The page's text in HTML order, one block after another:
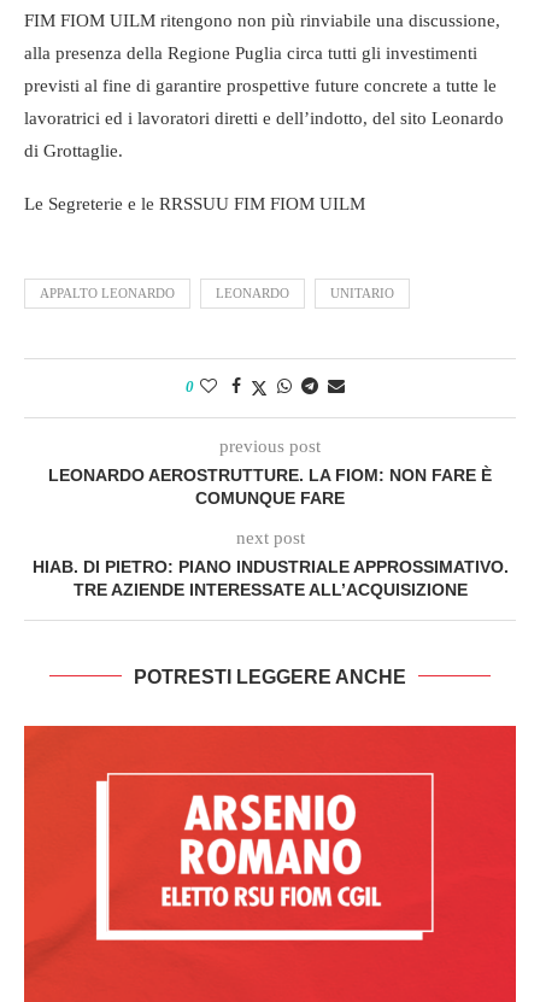
FIM FIOM UILM ritengono non più rinviabile una discussione,
alla presenza della Regione Puglia circa tutti gli investimenti
previsti al fine di garantire prospettive future concrete a tutte le
lavoratrici ed i lavoratori diretti e dell’indotto, del sito Leonardo
di Grottaglie.
Le Segreterie e le RRSSUU FIM FIOM UILM
APPALTO LEONARDO LEONARDO UNITARIO
0
previous post
LEONARDO AEROSTRUTTURE. LA FIOM: NON FARE È
COMUNQUE FARE
next post
HIAB. DI PIETRO: PIANO INDUSTRIALE APPROSSIMATIVO.
TRE AZIENDE INTERESSATE ALL’ACQUISIZIONE
POTRESTI LEGGERE ANCHE